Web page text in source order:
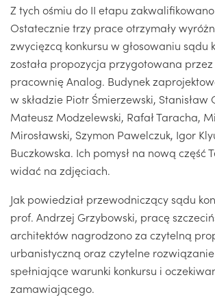
Z tych ośmiu do II etapu
Ostatecznie trzy prace otrzymały
zwycięzcą konkursu w głosowaniu sądu
została propozycja przygotowana przez
pracownię Analog. Budynek
w składzie Piotr Śmierzewski, Stanisław
Mateusz Modzelewski, Rafał Taracha,
Mirosławski, Szymon Pawelczuk, Igor
Buczkowska. Ich pomysł na nową część
widać na zdjęciach.
Jak powiedział przewodniczący sądu
prof. Andrzej Grzybowski, pracę
architektów nagrodzono za czytelną
urbanistyczną oraz czytelne
spełniające warunki konkursu i
zamawiającego.